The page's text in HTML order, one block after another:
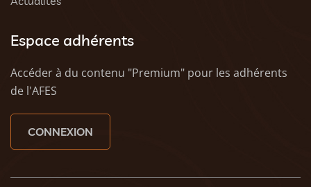
Espace adhérents
Accéder à du contenu "Premium" pour les adhérents
de l'AFES
CONNEXION